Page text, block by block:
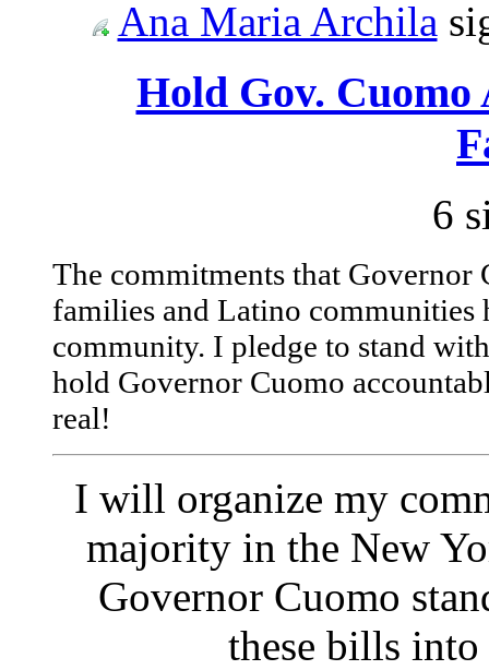
Ana Maria Archila
Hold Gov.
6
The commitments that Governor
families and Latino communities
community. I pledge to stand
hold Governor Cuomo
real!
I will organize my
majority in the New
Governor Cuomo
these bills